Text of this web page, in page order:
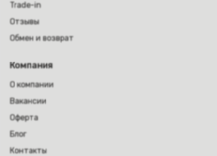
Trade-in
Отзывы
Обмен и возврат
Компания
О компании
Вакансии
Оферта
Блог
Контакты